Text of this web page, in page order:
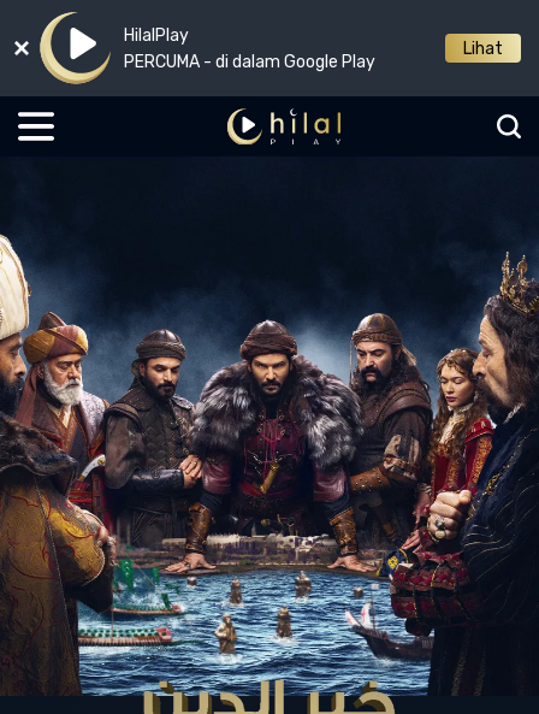
HilalPlay
PERCUMA - di dalam Google Play
Lihat